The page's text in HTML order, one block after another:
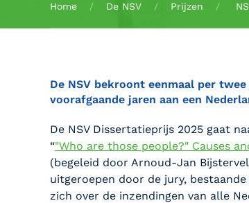
Home De NSV Prijzen
De NSV bekroont eenmaal per
voorafgaande jaren aan een
De NSV Dissertatieprijs 2025 gaat
“"Who are those people?" Causes
(begeleid door Arnoud-Jan
uitgeroepen door de jury,
zich over de inzendingen van alle